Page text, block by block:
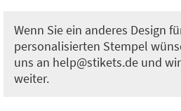
Wenn Sie ein anderes Design
personalisierten Stempel
uns an help@stikets.de und
weiter.